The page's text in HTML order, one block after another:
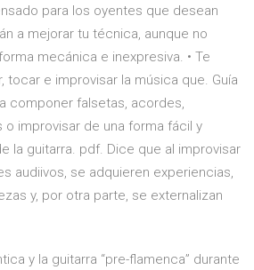
para los oyentes que desean
a mejorar tu técnica, aunque no
mecánica e inexpresiva. • Te
tocar e improvisar la música que. Guía
componer falsetas, acordes,
improvisar de una forma fácil y
la guitarra. pdf. Dice que al improvisar
audiivos, se adquieren experiencias,
y, por otra parte, se externalizan
y la guitarra “pre-flamenca” durante